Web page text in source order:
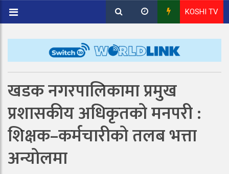
KOSHI TV
खडक नगरपालिकामा प्रमुख
प्रशासकीय अधिकृतको मनपरी :
शिक्षक–कर्मचारीको तलब भत्ता
अन्योलमा